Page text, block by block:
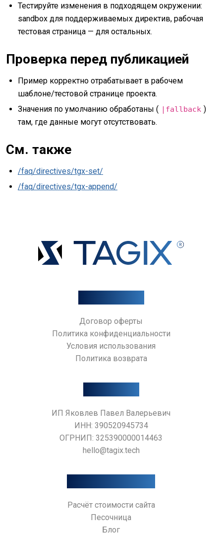
Тестируйте изменения в подходящем окружении:
sandbox для поддерживаемых директив, рабочая
тестовая страница — для остальных.
Проверка перед публикацией
Пример корректно отрабатывает в рабочем
шаблоне/тестовой странице проекта.
Значения по умолчанию обработаны ( |fallback )
там, где данные могут отсутствовать.
См. также
/faq/directives/tgx-set/
/faq/directives/tgx-append/
Договор оферты
Политика конфиденциальности
Условия использования
Политика возврата
ИП Яковлев Павел Валерьевич
ИНН: 390520945734
ОГРНИП: 325390000014463
hello@tagix.tech
Расчёт стоимости сайта
Песочница
Блог
AI-АССИСТЕНТ TAGIX